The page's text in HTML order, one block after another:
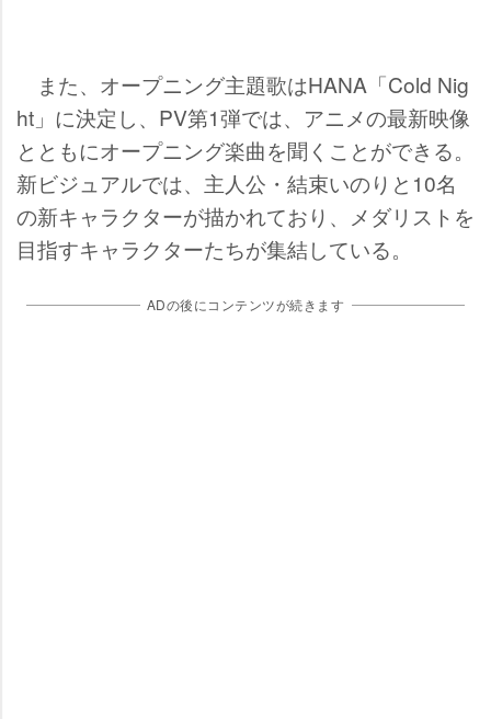
また、オープニング主題歌はHANA「Cold Nig
ht」に決定し、PV第1弾では、アニメの最新映像
とともにオープニング楽曲を聞くことができる。
新ビジュアルでは、主人公・結束いのりと10名
の新キャラクターが描かれており、メダリストを
目指すキャラクターたちが集結している。
ADの後にコンテンツが続きます